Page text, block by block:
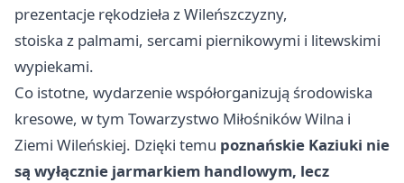
prezentacje rękodzieła z Wileńszczyzny,
stoiska z palmami, sercami piernikowymi i litewskimi
wypiekami.
Co istotne, wydarzenie współorganizują środowiska
kresowe, w tym Towarzystwo Miłośników Wilna i
Ziemi Wileńskiej. Dzięki temu poznańskie Kaziuki nie
są wyłącznie jarmarkiem handlowym, lecz